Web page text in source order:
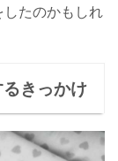
たのかもしれ
きっかけ